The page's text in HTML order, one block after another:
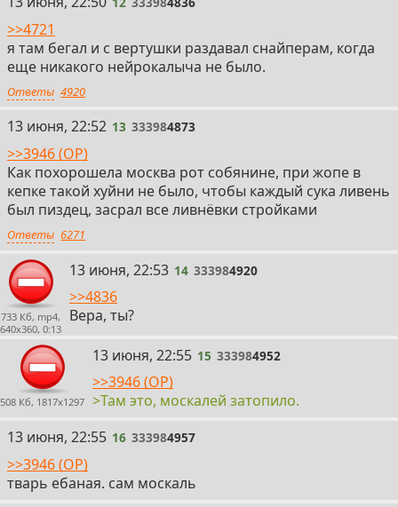
>>4721
я там бегал и с вертушки раздавал снайперам, когда
еще никакого нейрокалыча не было.
Ответы 4920
13
13 июня, 22:52 13 333984873
>>3946 (OP)
Как похорошела москва рот собянине, при жопе в
кепке такой хуйни не было, чтобы каждый сука ливень
был пиздец, засрал все ливнёвки стройками
Ответы 6271
733 Кб, mp4,
640x360, 0:13
14
13 июня, 22:53 14 333984920
>>4836
Вера, ты?
508 Кб, 1817x1297
15
13 июня, 22:55 15 333984952
>>3946 (OP)
>Там это, москалей затопило.
16
13 июня, 22:55 16 333984957
>>3946 (OP)
тварь ебаная. сам москаль